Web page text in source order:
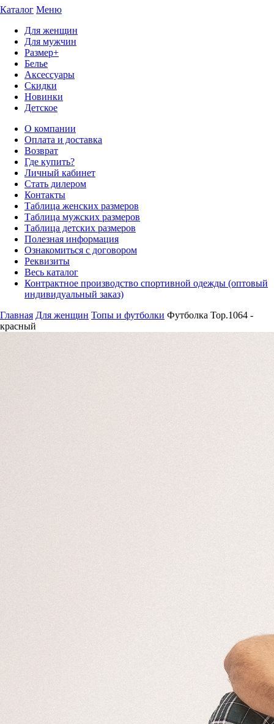
Каталог Меню
Для женщин
Для мужчин
Размер+
Белье
Аксессуары
Скидки
Новинки
Детское
О компании
Оплата и доставка
Возврат
Где купить?
Личный кабинет
Стать дилером
Контакты
Таблица женских размеров
Таблица мужских размеров
Таблица детских размеров
Полезная информация
Ознакомиться с договором
Реквизиты
Весь каталог
Контрактное производство спортивной одежды (оптовый
индивидуальный заказ)
Главная Для женщин Топы и футболки Футболка Top.1064 -
красный